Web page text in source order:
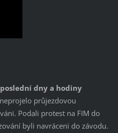
dny a hodiny
průjezdovou
Podali protest na FIM do
byli navráceni do závodu.